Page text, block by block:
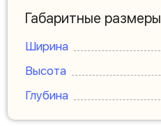
Габаритные размеры
Ширина
Высота
Глубина